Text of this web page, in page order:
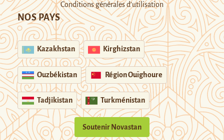
Conditions générales d’utilisation
NOS PAYS
Kazakhstan Kirghizstan
Ouzbékistan Région Ouïghoure
Tadjikistan Turkménistan
Soutenir Novastan